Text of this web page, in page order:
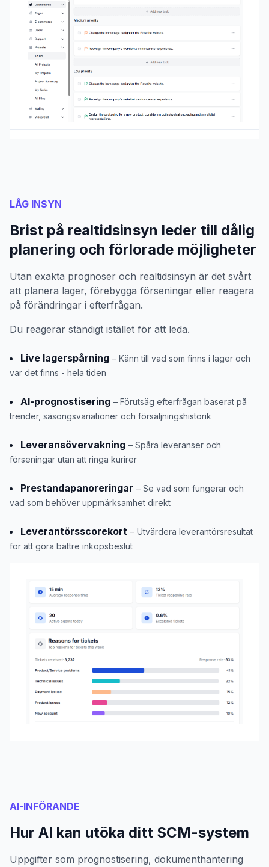
LÅG INSYN
Brist på realtidsinsyn leder till dålig
planering och förlorade möjligheter
Utan exakta prognoser och realtidsinsyn är det svårt
att planera lager, förebygga förseningar eller reagera
på förändringar i efterfrågan.
Du reagerar ständigt istället för att leda.
Live lagerspårning – Känn till vad som finns i lager och
var det finns - hela tiden
AI-prognostisering – Förutsäg efterfrågan baserat på
trender, säsongsvariationer och försäljningshistorik
Leveransövervakning – Spåra leveranser och
förseningar utan att ringa kurirer
Prestandapanoreringar – Se vad som fungerar och
vad som behöver uppmärksamhet direkt
Leverantörsscorekort – Utvärdera leverantörsresultat
för att göra bättre inköpsbeslut
AI-INFÖRANDE
Hur AI kan utöka ditt SCM-system
Uppgifter som prognostisering, dokumenthantering